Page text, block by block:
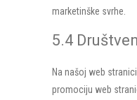
marketinške svrhe.
5.4
Na našoj web
promociju web